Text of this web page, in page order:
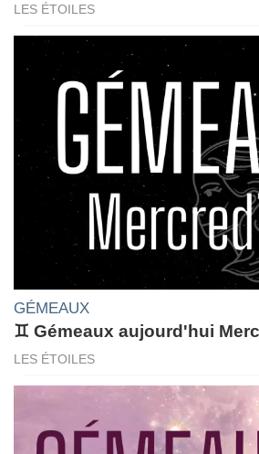
LES ÉTOILES
GÉMEAUX
♊ Gémeaux aujourd'hui
LES ÉTOILES